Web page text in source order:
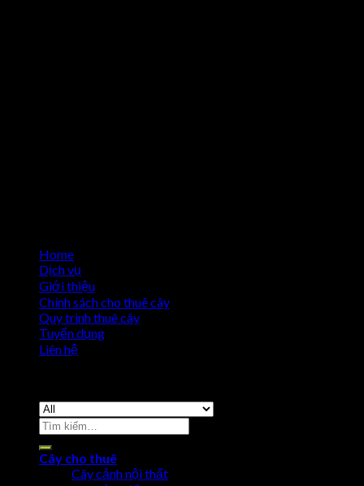
Home
Dịch vụ
Giới thiệu
Chính sách cho thuê cây
Quy trình thuê cây
Tuyển dụng
Liên hệ
Cây cho thuê
Cây cảnh nội thất